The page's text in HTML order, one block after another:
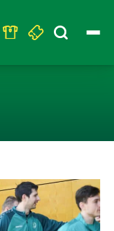
Search
for: